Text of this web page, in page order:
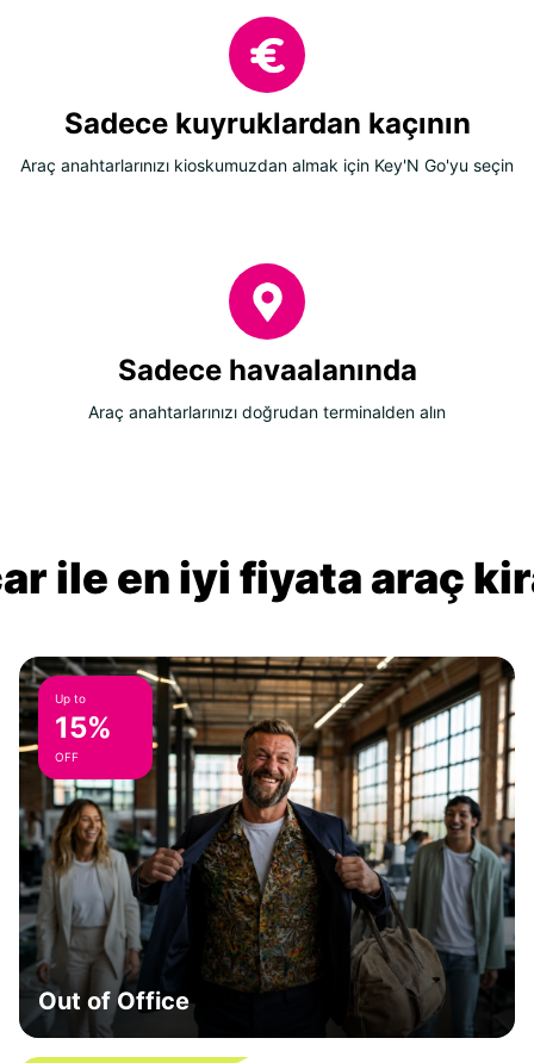
Sadece kuyruklardan kaçının
Araç anahtarlarınızı kioskumuzdan almak için Key'N Go'yu seçin
Sadece havaalanında
Araç anahtarlarınızı doğrudan terminalden alın
ile en iyi fiyata araç
Up to
15%
OFF
Out of Office